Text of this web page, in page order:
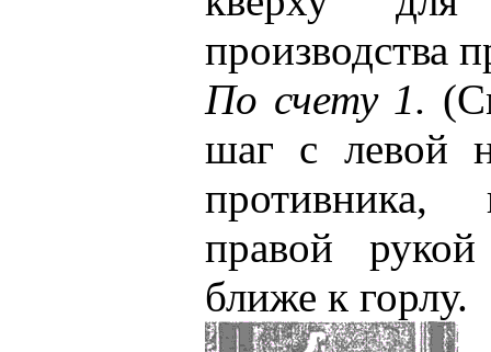
производства
По счету 1.
шаг с левой
противника,
правой
ближе к горлу.